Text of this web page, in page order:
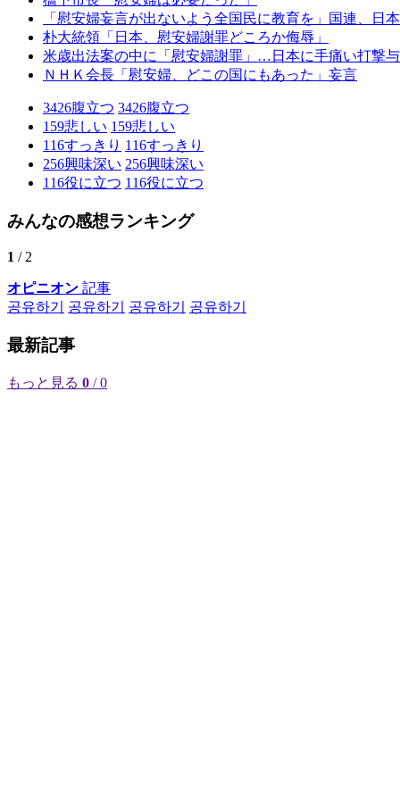
「慰安婦妄言が出ないよう全国民に教育を」国連、日
朴大統領「日本、慰安婦謝罪どころか侮辱」
米歳出法案の中に「慰安婦謝罪」…日本に手痛い打撃
ＮＨＫ会長「慰安婦、どこの国にもあった」妄言
3426腹立つ 3426腹立つ
159悲しい 159悲しい
116すっきり 116すっきり
256興味深い 256興味深い
116役に立つ 116役に立つ
みんなの感想ランキング
1 / 2
オピニオン 記事
공유하기
공유하기 공유하기 공유하기
最新記事
もっと見る 0 / 0